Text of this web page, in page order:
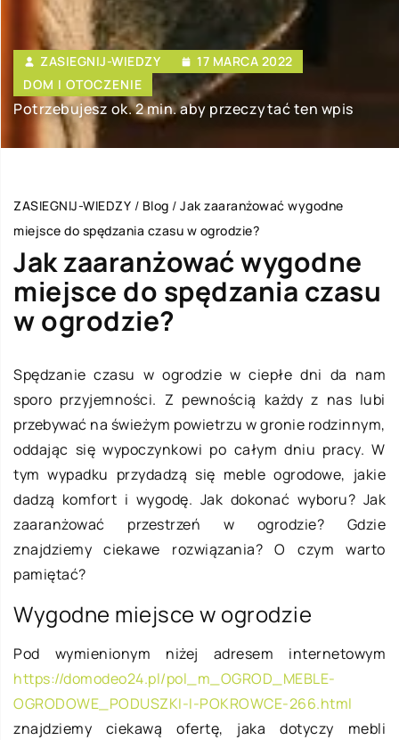
ZASIEGNIJ-WIEDZY
17 MARCA 2022
DOM I OTOCZENIE
Potrzebujesz ok. 2 min. aby przeczytać ten wpis
ZASIEGNIJ-WIEDZY / Blog / Jak zaaranżować wygodne
miejsce do spędzania czasu w ogrodzie?
Jak zaaranżować wygodne
miejsce do spędzania czasu
w ogrodzie?
Spędzanie czasu w ogrodzie w ciepłe dni da nam
sporo przyjemności. Z pewnością każdy z nas lubi
przebywać na świeżym powietrzu w gronie rodzinnym,
oddając się wypoczynkowi po całym dniu pracy. W
tym wypadku przydadzą się meble ogrodowe, jakie
dadzą komfort i wygodę. Jak dokonać wyboru? Jak
zaaranżować przestrzeń w ogrodzie? Gdzie
znajdziemy ciekawe rozwiązania? O czym warto
pamiętać?
Wygodne miejsce w ogrodzie
Pod wymienionym niżej adresem internetowym
https://domodeo24.pl/pol_m_OGROD_MEBLE-
OGRODOWE_PODUSZKI-I-POKROWCE-266.html
znajdziemy ciekawą ofertę, jaka dotyczy mebli